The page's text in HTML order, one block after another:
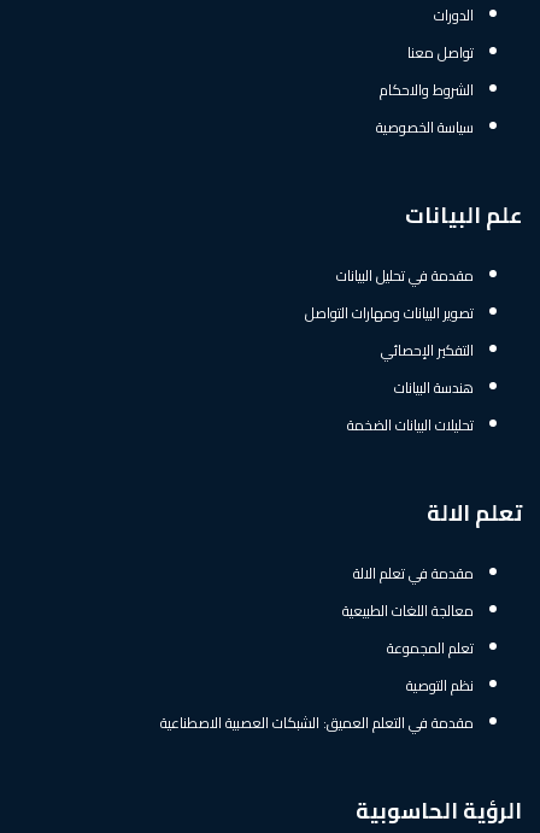
الدورات
تواصل معنا
الشروط والاحكام
سياسة الخصوصية
علم البيانات
مقدمة في تحليل البيانات
تصوير البيانات ومهارات التواصل
التفكير الإحصائي
هندسة البيانات
تحليلات البيانات الضخمة
تعلم الالة
مقدمة في تعلم الالة
معالجة اللغات الطبيعية
تعلم المجموعة
نظم التوصية
مقدمة في التعلم العميق: الشبكات العصبية الاصطناعية
الرؤية الحاسوبية